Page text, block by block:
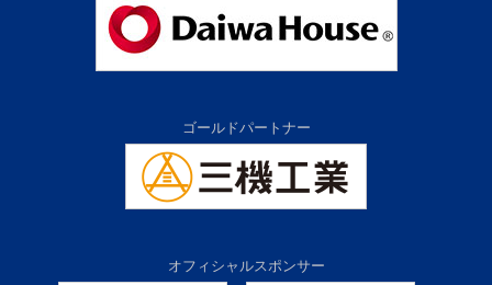
ゴールドパートナー
オフィシャルスポンサー